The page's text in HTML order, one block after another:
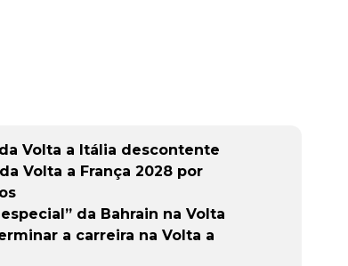
Volta a Itália descontente
Volta a França 2028 por
da Bahrain na Volta
a carreira na Volta a